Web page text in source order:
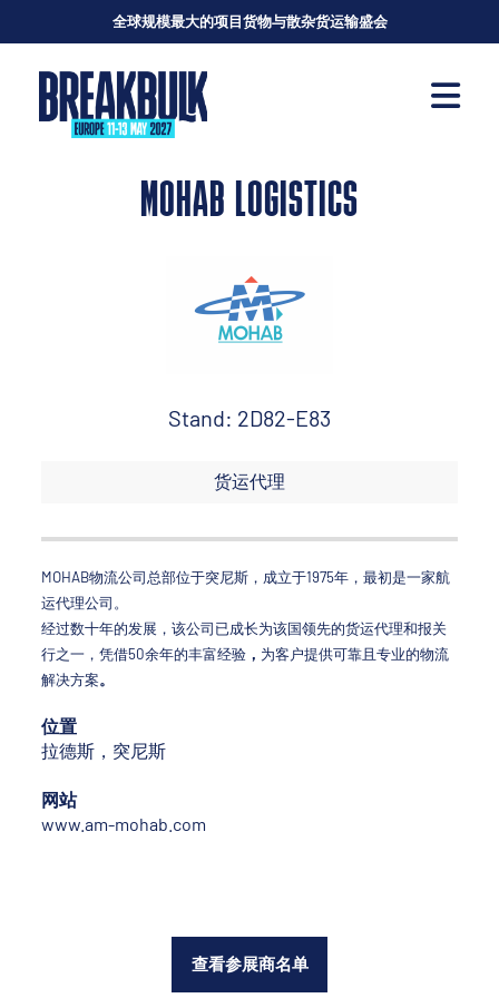
全球规模最大的项目货物与散杂货运输盛会
MOHAB LOGISTICS
Stand: 2D82-E83
货运代理
MOHAB物流公司总部位于突尼斯，成立于1975年，最初是一家航
运代理公司。
经过数十年的发展，该公司已成长为该国领先的货运代理和报关
行之一，凭借50余年的丰富经验 ， 为客户提供可靠且专业的物流
解决方案。
位置
拉德斯，突尼斯
网站
www.am-mohab.com
查看参展商名单